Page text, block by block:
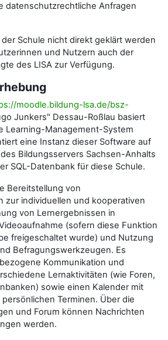
datenschutzrechtliche Anfragen
Schule nicht direkt geklärt werden
und Nutzern auch der
des LISA zur Verfügung.
moodle.bildung-lsa.de/bsz-
Junkers" Dessau-Roßlau basiert
Learning-Management-System
eine Instanz dieser Software auf
Bildungsservers Sachsen-Anhalts
SQL-Datenbank für diese Schule.
Bereitstellung von
zur individuellen und kooperativen
von Lernergebnissen in
(sofern diese Funktion
freigeschaltet wurde) und Nutzung
Befragungswerkzeugen. Es
Kommunikation und
Lernaktivitäten (wie Foren,
sowie einen Kalender mit
Terminen. Über die
und Forum können Nachrichten
werden.